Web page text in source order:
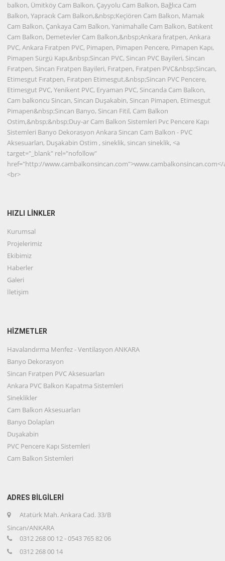
balkon, Ümitköy Cam Balkon, Çayyolu Cam Balkon, Bağlıca Cam
Balkon, Yapracık Cam Balkon,&nbsp;Keçiören Cam Balkon, Mamak
Cam Balkon, Çankaya Cam Balkon, Yanimahalle Cam Balkon, Batıkent
Cam Balkon, Demetevler Cam Balkon,&nbsp;Ankara fıratpen, Ankara
PVC, Ankara Fıratpen PVC, Pimapen, Pimapen Pencere, Pimapen Kapı,
Pimapen Sürgü Kapı,&nbsp;Sincan PVC, Sincan PVC Bayileri, Sincan
Fıratpen, Sincan Fıratpen Bayileri, Fıratpen, Fıratpen PVC&nbsp;Sincan,
Etimesgut Fıratpen, Fıratpen Etimesgut,&nbsp;Sincan PVC Pencere,
Etimesgut PVC, Yenikent PVC, Eryaman PVC, Sincanda Cam Balkon,
Cam balkoncu Sincan, Sincan Duşakabin, Sincan Pimapen, Etimesgut
Pimapen&nbsp;Sincan Banyo, Sincan Fitil, Cam Balkon
Ostim,&nbsp;&nbsp;Duy-ar Cam Balkon Sistemleri Pvc Pencere Kapı
Sistemleri Banyo Dekorasyon Ankara Sincan Cam Balkon - PVC
Aksesuarları, Duşakabin Ostim , sineklik, sincan sineklik, <a
target="_blank" rel="nofollow"
href="http://www.cambalkonsincan.com">www.cambalkonsincan.com</
<br>
HIZLI LİNKLER
Kurumsal
Projelerimiz
Ekibimiz
Haberler
Galeri
İletişim
HİZMETLER
Havalandırma Menfez - Ventilasyon ANKARA
Banyo Dekorasyon
Sincan Fıratpen PVC Aksesuarları
Ankara PVC Balkon Kapatma Sistemleri
Sineklikler
Cam Balkon Aksesuarları
Banyo Dolapları
Duşakabin
PVC Pencere Kapı Sistemleri
Cam Balkon Sistemleri
ADRES BİLGİLERİ
Atatürk Mah. Ankara Cad. 33/B
Sincan/ANKARA
0312 268 00 12 - 0543 765 82 06
0312 268 00 14